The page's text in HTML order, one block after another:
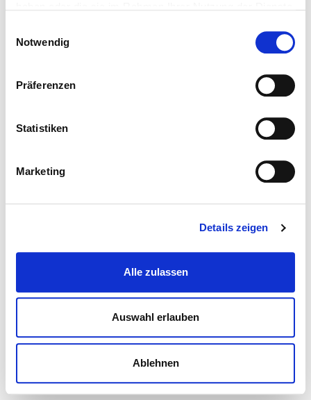
Notwendig
Präferenzen
Statistiken
Marketing
Details zeigen
Alle zulassen
Auswahl erlauben
Ablehnen
404